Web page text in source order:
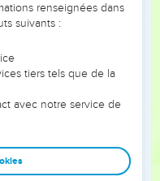
le cheval, sur la place
comment l'on agit
porte du roi, tandis
lui, dans une attitude
ses conseillers et sa
devant lequel tu
renseignées dans
suivants :
tiers tels que de la
avec notre service de